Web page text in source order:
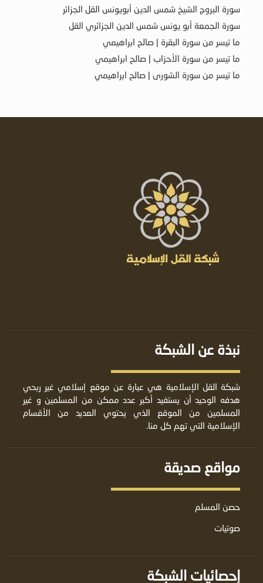
سورة البروج الشيخ شمس الدين أبويونس القل الجزائر
سورة الجمعة أبو يونس شمس الدين الجزائري القل
ما تيسر من سورة البقرة | صالح ابراهيمي
ما تيسر من سورة الأحزاب | صالح ابراهيمي
ما تيسر من سورة الشورى | صالح ابراهيمي
نبذة عن الشبكة
شبكة القل الإسلامية هي عبارة عن موقع إسلامي غير ربحي
هدفه الوحيد أن يستفيد أكبر عدد ممكن من المسلمين و غير
المسلمين من الموقع الذي يحتوي العديد من الأقسام
الإسلامية التي تهم كل منا.
مواقع صديقة
حصن المسلم
صوتيات
إحصائيات الشبكة